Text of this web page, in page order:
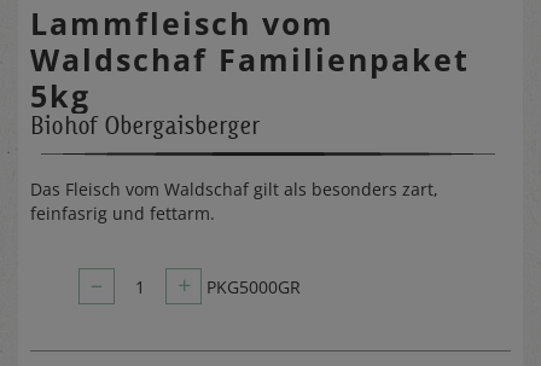
Lammfleisch vom
Waldschaf Familienpaket
5kg
Biohof Obergaisberger
Das Fleisch vom Waldschaf gilt als besonders zart,
feinfasrig und fettarm.
– 1 + PKG5000GR